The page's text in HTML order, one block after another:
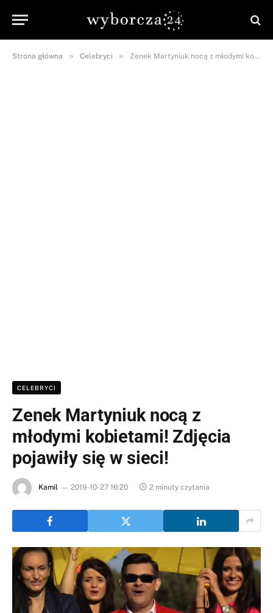
Strona główna » Celebryci » Zenek Martyniuk nocą z młodymi kobietami! Zdjęcia pojawiły się w sieci!
CELEBRYCI
Zenek Martyniuk nocą z
młodymi kobietami! Zdjęcia
pojawiły się w sieci!
Kamil 2019-10-27 16:20 2 minuty czytania